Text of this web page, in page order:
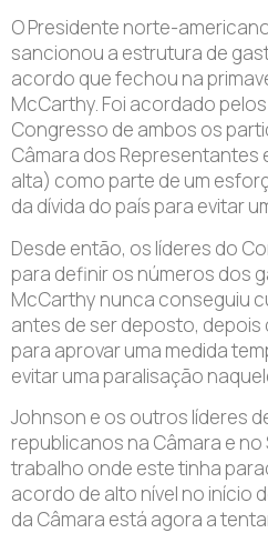
O Presidente norte-
sancionou a estrutura de
acordo que fechou na
McCarthy. Foi acordado
Congresso de ambos os
Câmara dos Representantes
alta) como parte de um
da dívida do país para evitar
Desde então, os líderes do
para definir os números dos
McCarthy nunca conseguiu
antes de ser deposto,
para aprovar uma medida
evitar uma paralisação
Johnson e os outros líderes
republicanos na Câmara e
trabalho onde este tinha
acordo de alto nível no início
da Câmara está agora a